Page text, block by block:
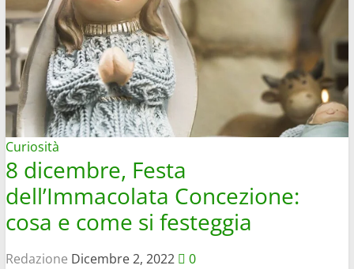
Curiosità
8 dicembre, Festa
dell’Immacolata Concezione:
cosa e come si festeggia
Redazione Dicembre 2, 2022
0